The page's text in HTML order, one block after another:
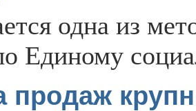
одна из
Единому
продаж